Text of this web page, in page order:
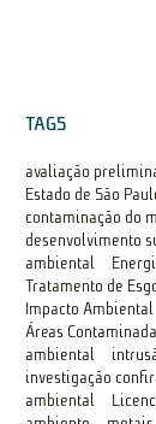
TAGS
avaliação
Estado de São
contaminação do
desenvolvimento
ambiental
Tratamento de
Impacto Ambiental
Áreas
ambiental
investigação
ambiental